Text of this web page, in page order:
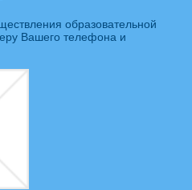
образовательной
Вашего телефона и